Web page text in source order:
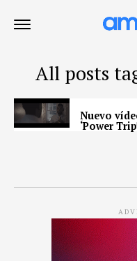
All posts
Nuevo
‘Power